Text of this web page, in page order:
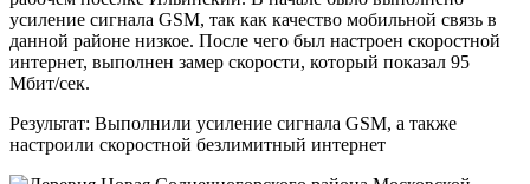
усиление сигнала GSM, так как качество мобильной связь в
данной районе низкое. После чего был настроен скоростной
интернет, выполнен замер скорости, который показал 95
Мбит/сек.
Результат: Выполнили усиление сигнала GSM, а также
настроили скоростной безлимитный интернет